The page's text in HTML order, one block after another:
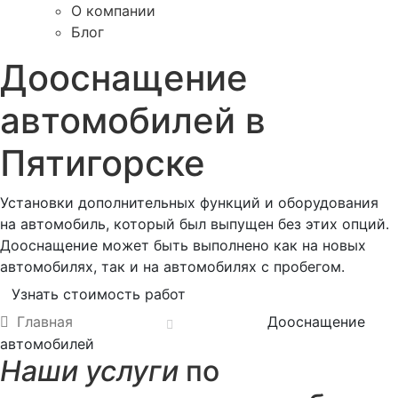
О компании
Блог
Дооснащение
автомобилей в
Пятигорске
Установки дополнительных функций и оборудования
на автомобиль, который был выпущен без этих опций.
Дооснащение может быть выполнено как на новых
автомобилях, так и на автомобилях с пробегом.
Узнать стоимость работ
Главная
Дооснащение
автомобилей
Наши услуги по